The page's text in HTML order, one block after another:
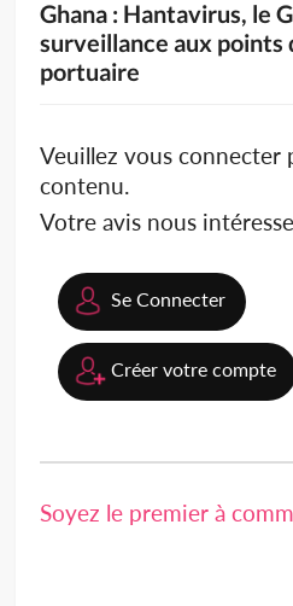
Ghana : Hantavirus, le
surveillance aux points
portuaire
Veuillez vous connecter
contenu.
Votre avis nous
Se Connecter
Créer votre compte
Soyez le premier à